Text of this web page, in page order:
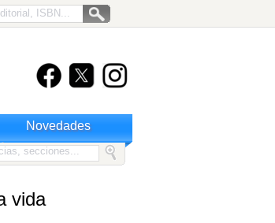
Novedades
vida